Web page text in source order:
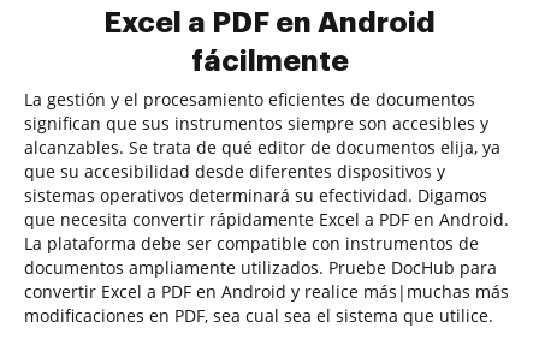
Excel a PDF en Android
fácilmente
La gestión y el procesamiento eficientes de documentos
significan que sus instrumentos siempre son accesibles y
alcanzables. Se trata de qué editor de documentos elija, ya
que su accesibilidad desde diferentes dispositivos y
sistemas operativos determinará su efectividad. Digamos
que necesita convertir rápidamente Excel a PDF en Android.
La plataforma debe ser compatible con instrumentos de
documentos ampliamente utilizados. Pruebe DocHub para
convertir Excel a PDF en Android y realice más|muchas más
modificaciones en PDF, sea cual sea el sistema que utilice.